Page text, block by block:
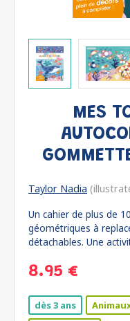
MES
Taylor Nadia
Un cahier de plus de
géométriques à
détachables. Une
8.95 €
dès 3 ans